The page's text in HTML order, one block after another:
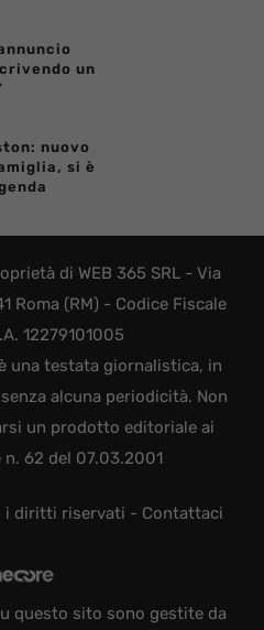
un
nuovo
si è
di WEB 365 SRL - Via
Roma (RM) - Codice Fiscale
12279101005
una testata giornalistica, in
alcuna periodicità. Non
un prodotto editoriale ai
n. 62 del 07.03.2001
i diritti riservati - Contattaci
questo sito sono gestite da